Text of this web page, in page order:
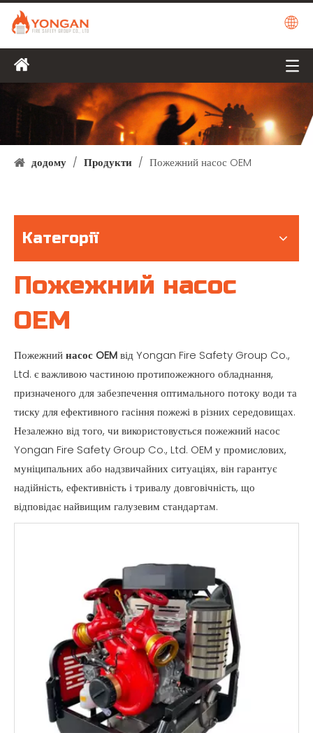
додому / Продукти / Пожежний насос OEM
Категорії
Пожежний насос
OEM
Пожежнийнасос OEMвід Yongan Fire Safety Group Co.,
Ltd. є важливою частиною протипожежного обладнання,
призначеного для забезпечення оптимального потоку води та
тиску для ефективного гасіння пожежі в різних середовищах.
Незалежно від того, чи використовується пожежний насос
Yongan Fire Safety Group Co., Ltd. OEM у промислових,
муніципальних або надзвичайних ситуаціях, він гарантує
надійність, ефективність і тривалу довговічність, що
відповідає найвищим галузевим стандартам.